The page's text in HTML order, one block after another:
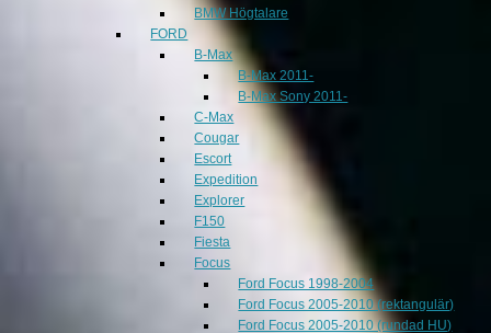
BMW Högtalare
FORD
B-Max
B-Max 2011-
B-Max Sony 2011-
C-Max
Cougar
Escort
Expedition
Explorer
F150
Fiesta
Focus
Ford Focus 1998-2004
Ford Focus 2005-2010 (rektangulär)
Ford Focus 2005-2010 (rundad HU)